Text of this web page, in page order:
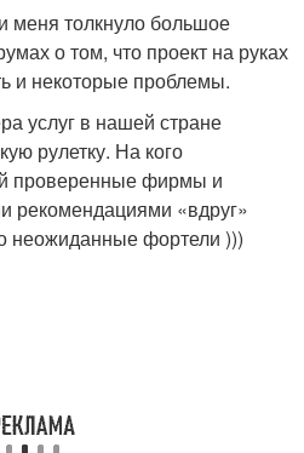
меня толкнуло большое
о том, что проект на руках
и некоторые проблемы.
услуг в нашей стране
рулетку. На кого
проверенные фирмы и
рекомендациями «вдруг»
фортели )))